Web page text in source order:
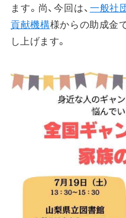
ます。尚、今回は、 一般社
貢献機構様からの助成金
し上げます。